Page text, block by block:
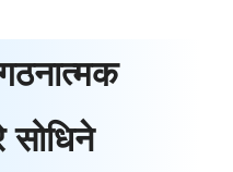
सोधिने